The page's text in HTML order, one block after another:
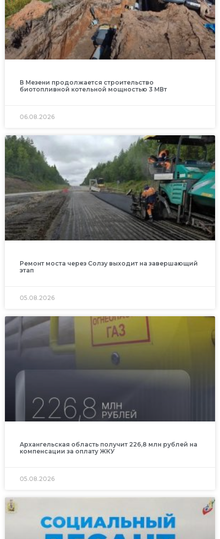
В Мезени продолжается строительство
биотопливной котельной мощностью 3 МВт
06.08.2026
Ремонт моста через Солзу выходит на завершающий
этап
05.08.2026
Архангельская область получит 226,8 млн рублей на
компенсации за оплату ЖКУ
05.08.2026